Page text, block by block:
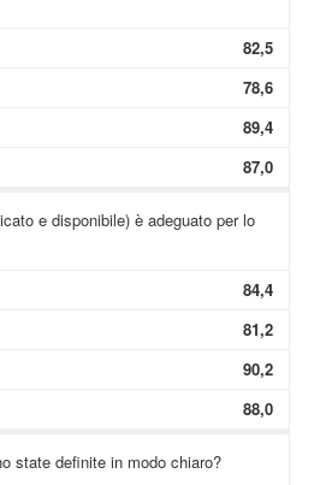
82,5
78,6
89,4
87,0
e disponibile) è adeguato per lo
84,4
81,2
90,2
88,0
state definite in modo chiaro?